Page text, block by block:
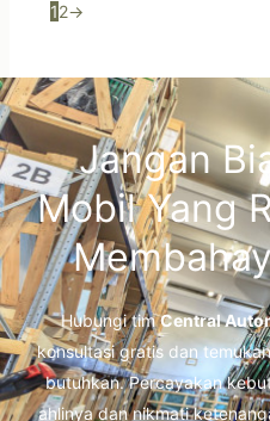
12→
Jangan
Mobil Yang
Hubungi timCentral
konsultasi gratis dan
butuhkan. Percayakan
ahlinya dan nikmati